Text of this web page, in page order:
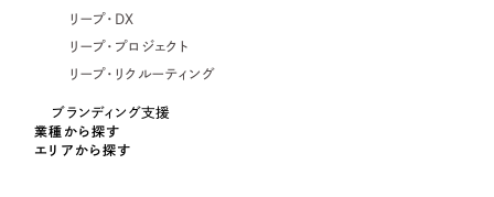
リープ・DX
リープ・プロジェクト
リープ・リクルーティング
ブランディング支援
業種から探す
エリアから探す